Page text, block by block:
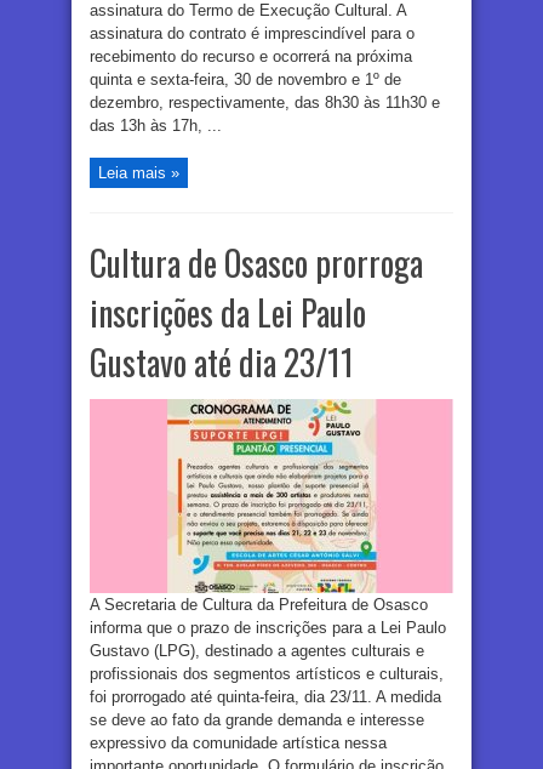
assinatura do Termo de Execução Cultural. A
assinatura do contrato é imprescindível para o
recebimento do recurso e ocorrerá na próxima
quinta e sexta-feira, 30 de novembro e 1º de
dezembro, respectivamente, das 8h30 às 11h30 e
das 13h às 17h, ...
Leia mais »
Cultura de Osasco prorroga
inscrições da Lei Paulo
Gustavo até dia 23/11
A Secretaria de Cultura da Prefeitura de Osasco
informa que o prazo de inscrições para a Lei Paulo
Gustavo (LPG), destinado a agentes culturais e
profissionais dos segmentos artísticos e culturais,
foi prorrogado até quinta-feira, dia 23/11. A medida
se deve ao fato da grande demanda e interesse
expressivo da comunidade artística nessa